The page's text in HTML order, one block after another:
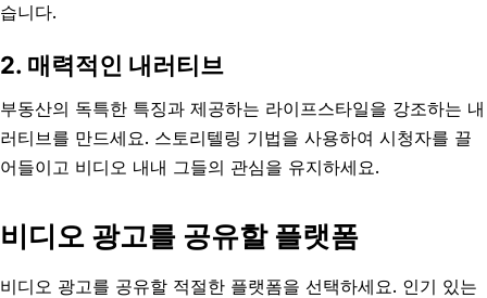
습니다.
2. 매력적인 내러티브
부동산의 독특한 특징과 제공하는 라이프스타일을 강조하는 내
러티브를 만드세요. 스토리텔링 기법을 사용하여 시청자를 끌
어들이고 비디오 내내 그들의 관심을 유지하세요.
비디오 광고를 공유할 플랫폼
비디오 광고를 공유할 적절한 플랫폼을 선택하세요. 인기 있는